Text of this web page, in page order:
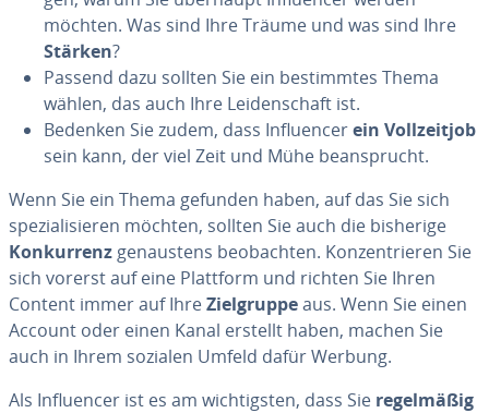
möchten. Was sind Ihre Träume und was sind Ihre
Stärken?
Passend dazu sollten Sie ein be­stimm­tes Thema
wählen, das auch Ihre Lei­den­schaft ist.
Bedenken Sie zudem, dass In­fluen­cerein Voll­zeit­job
sein kann, der viel Zeit und Mühe be­an­sprucht.
Wenn Sie ein Thema gefunden haben, auf das Sie sich
spe­zia­li­sie­ren möchten, sollten Sie auch die bisherige
Kon­kur­renz ge­naus­tens be­ob­ach­ten. Kon­zen­trie­ren Sie
sich vorerst auf eine Plattform und richten Sie Ihren
Content immer auf IhreZiel­grup­peaus. Wenn Sie einen
Account oder einen Kanal erstellt haben, machen Sie
auch in Ihrem sozialen Umfeld dafür Werbung.
Als In­fluen­cer ist es am wich­tigs­ten, dass Sie re­gel­mä­ßig